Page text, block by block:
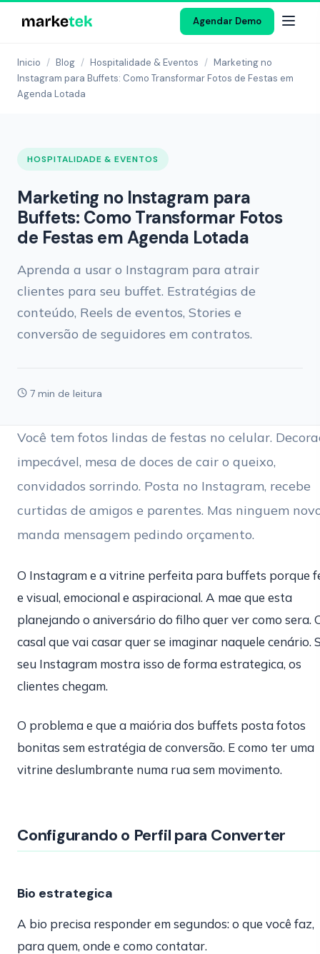
Agendar Demo
Inicio / Blog / Hospitalidade & Eventos / Marketing no
Instagram para Buffets: Como Transformar Fotos de Festas em
Agenda Lotada
HOSPITALIDADE & EVENTOS
Marketing no Instagram para
Buffets: Como Transformar Fotos
de Festas em Agenda Lotada
Aprenda a usar o Instagram para atrair
clientes para seu buffet. Estratégias de
conteúdo, Reels de eventos, Stories e
conversão de seguidores em contratos.
7 min de leitura
Você tem fotos lindas de festas no celular.
impecável, mesa de doces de cair o queixo,
convidados sorrindo. Posta no Instagram, recebe
curtidas de amigos e parentes. Mas ninguem
manda mensagem pedindo orçamento.
O Instagram e a vitrine perfeita para buffets porque
e visual, emocional e aspiracional. A mae que esta
planejando o aniversário do filho quer ver como sera.
casal que vai casar quer se imaginar naquele cenário.
seu Instagram mostra isso de forma estrategica, os
clientes chegam.
O problema e que a maiória dos buffets posta fotos
bonitas sem estratégia de conversão. E como ter uma
vitrine deslumbrante numa rua sem movimento.
Configurando o Perfil para Converter
Bio estrategica
A bio precisa responder em segundos: o que você faz,
para quem, onde e como contatar.